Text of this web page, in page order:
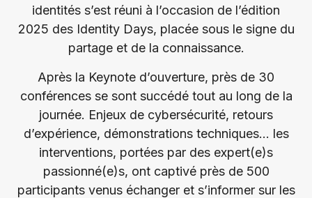
identités s’est réuni à l’occasion de l’édition
2025 des Identity Days, placée sous le signe du
partage et de la connaissance.
Après la Keynote d’ouverture, près de 30
conférences se sont succédé tout au long de la
journée. Enjeux de cybersécurité, retours
d’expérience, démonstrations techniques… les
interventions, portées par des expert(e)s
passionné(e)s, ont captivé près de 500
participants venus échanger et s’informer sur les